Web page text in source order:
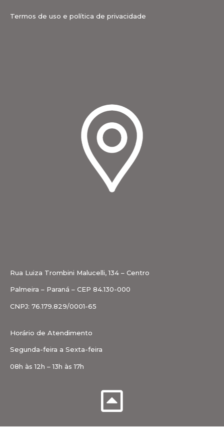
Termos de uso e política de privacidade
Rua Luiza Trombini Malucelli, 134 – Centro
Palmeira – Paraná – CEP 84.130-000
CNPJ: 76.179.829/0001-65
Horário de Atendimento
Segunda-feira a Sexta-feira
08h às 12h – 13h às 17h